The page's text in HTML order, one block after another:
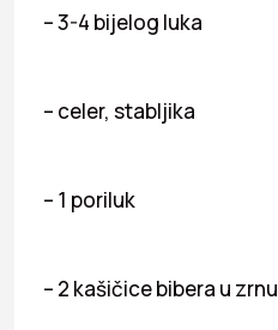
– 3-4 bijelog luka
– celer, stabljika
– 1 poriluk
– 2 kašičice bibera u zrnu